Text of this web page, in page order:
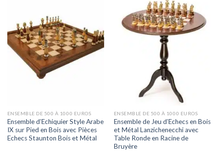
ENSEMBLE DE 500 À 1000 EUROS
Ensemble d’Echiquier Style Arabe
IX sur Pied en Bois avec Pièces
Echecs Staunton Bois et Métal
ENSEMBLE DE 500 À 1000 EUROS
Ensemble de Jeu d’Echecs en Bois
et Métal Lanzichenecchi avec
Table Ronde en Racine de
Bruyère